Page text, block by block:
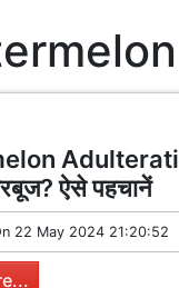
ऐसे पहचानें
22 May 2024 21:20:52